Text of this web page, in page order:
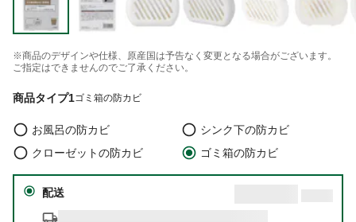
※商品のデザインや仕様、原産国は予告なく変更となる場合がございます。
ご指定はできませんのでご了承ください。
商品タイプ1ゴミ箱の防カビ
お風呂の防カビ
シンク下の防カビ
クローゼットの防カビ
ゴミ箱の防カビ
配送